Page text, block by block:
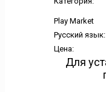
Play Market
Русский язык:
Цена:
Для